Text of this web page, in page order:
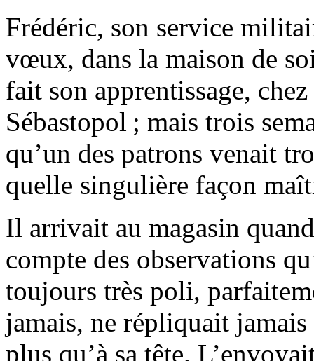
Frédéric, son service
vœux, dans la maison de
fait son apprentissage,
Sébastopol ; mais trois
qu’un des patrons venait
quelle singulière façon
Il arrivait au magasin
compte des observations
toujours très poli,
jamais, ne répliquait
plus qu’à sa tête.